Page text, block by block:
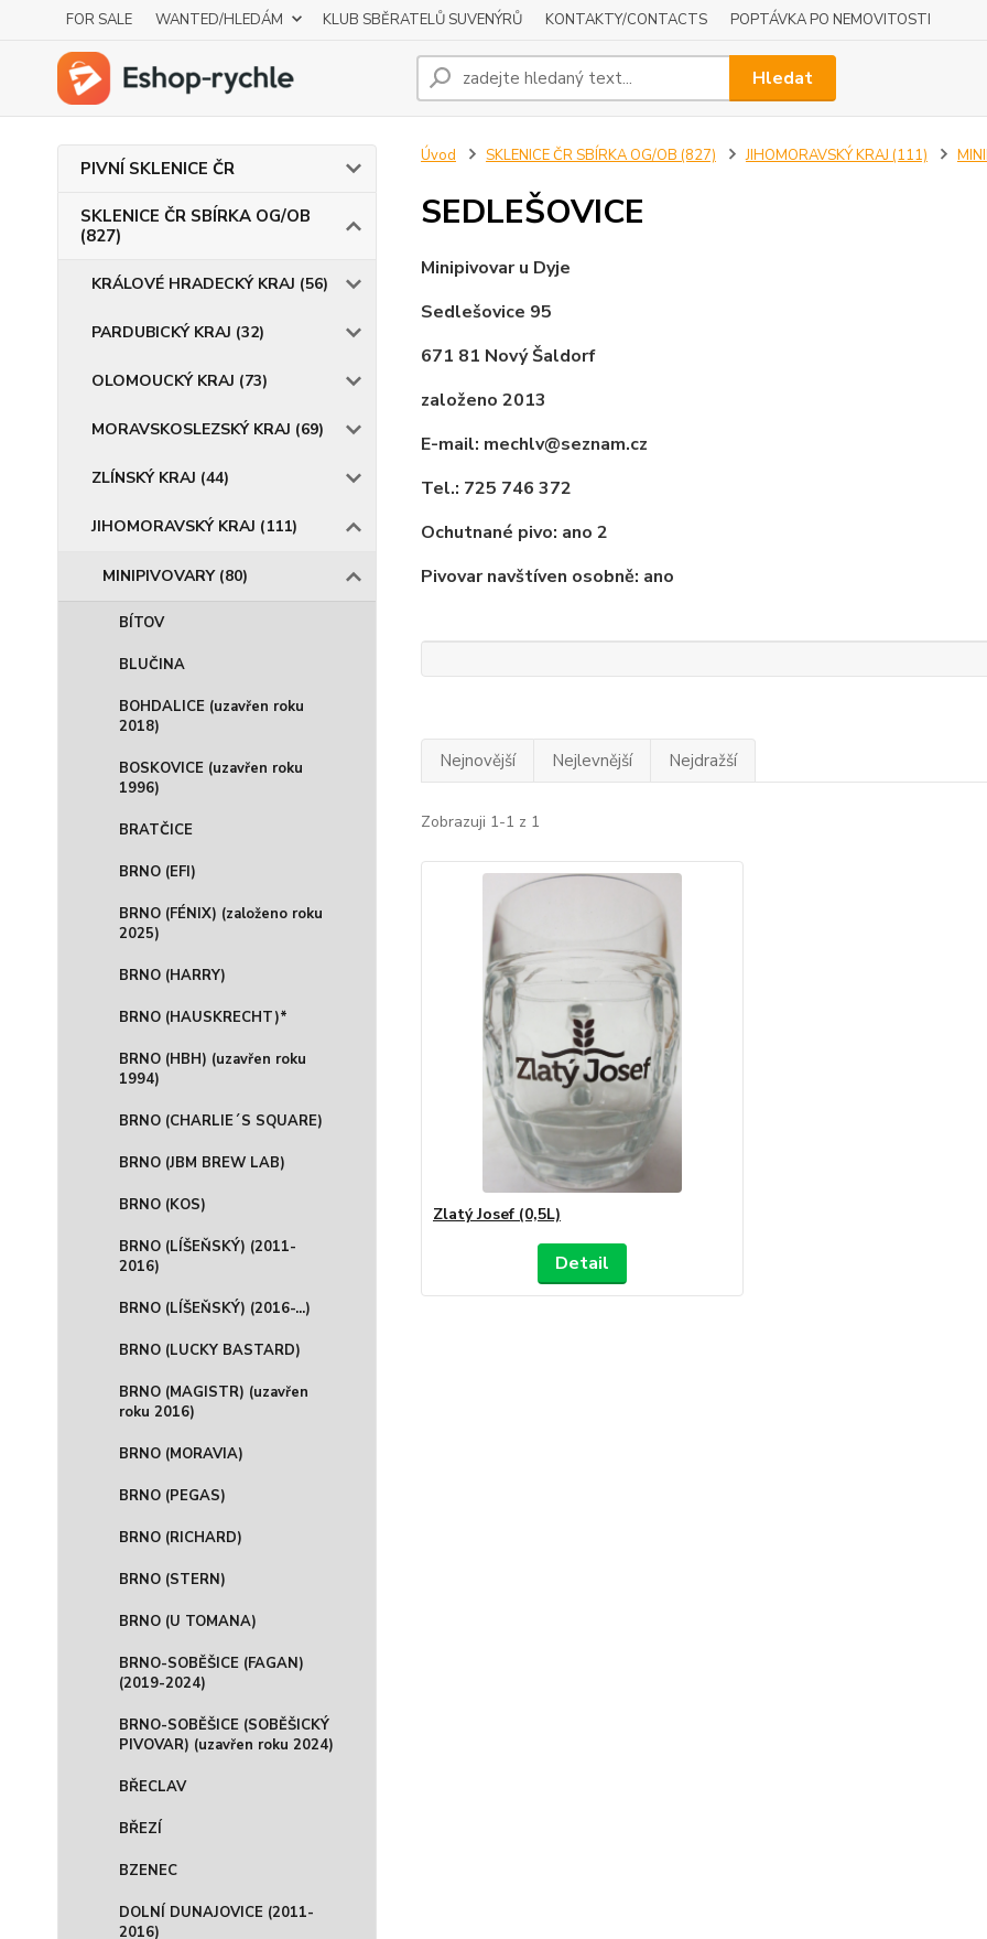
FOR SALE WANTED/HLEDÁM KLUB SBĚRATELŮ SUVENÝRŮ KONTAKTY/CONTACTS POPTÁVKA PO NEMOVITOSTI
Hledat
PIVNÍ SKLENICE ČR
SKLENICE ČR SBÍRKA OG/OB
(827)
KRÁLOVÉ HRADECKÝ KRAJ (56)
PARDUBICKÝ KRAJ (32)
OLOMOUCKÝ KRAJ (73)
MORAVSKOSLEZSKÝ KRAJ (69)
ZLÍNSKÝ KRAJ (44)
JIHOMORAVSKÝ KRAJ (111)
MINIPIVOVARY (80)
BÍTOV
BLUČINA
BOHDALICE (uzavřen roku
2018)
BOSKOVICE (uzavřen roku
1996)
BRATČICE
BRNO (EFI)
BRNO (FÉNIX) (založeno roku
2025)
BRNO (HARRY)
BRNO (HAUSKRECHT)*
BRNO (HBH) (uzavřen roku
1994)
BRNO (CHARLIE´S SQUARE)
BRNO (JBM BREW LAB)
BRNO (KOS)
BRNO (LÍŠEŇSKÝ) (2011-
2016)
BRNO (LÍŠEŇSKÝ) (2016-...)
BRNO (LUCKY BASTARD)
BRNO (MAGISTR) (uzavřen
roku 2016)
BRNO (MORAVIA)
BRNO (PEGAS)
BRNO (RICHARD)
BRNO (STERN)
BRNO (U TOMANA)
BRNO-SOBĚŠICE (FAGAN)
(2019-2024)
BRNO-SOBĚŠICE (SOBĚŠICKÝ
PIVOVAR) (uzavřen roku 2024)
BŘECLAV
BŘEZÍ
BZENEC
DOLNÍ DUNAJOVICE (2011-
2016)
Úvod SKLENICE ČR SBÍRKA OG/OB (827) JIHOMORAVSKÝ KRAJ (111)
SEDLEŠOVICE
Minipivovar u Dyje
Sedlešovice 95
671 81 Nový Šaldorf
založeno 2013
E-mail: mechlv@seznam.cz
Tel.: 725 746 372
Ochutnané pivo: ano 2
Pivovar navštíven osobně: ano
Nejnovější Nejlevnější Nejdražší
Zobrazuji 1-1 z 1
Zlatý Josef (0,5L)
Detail